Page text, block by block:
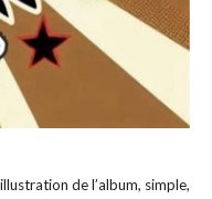
de l’album, simple,